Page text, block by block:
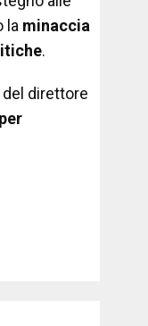
la minaccia
.
direttore